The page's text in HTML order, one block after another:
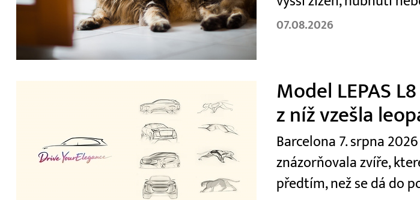
07.08.2026
Model LEPAS
z níž vzešla
Barcelona 7. srpna
znázorňovala zvíře,
předtím, než se dá do